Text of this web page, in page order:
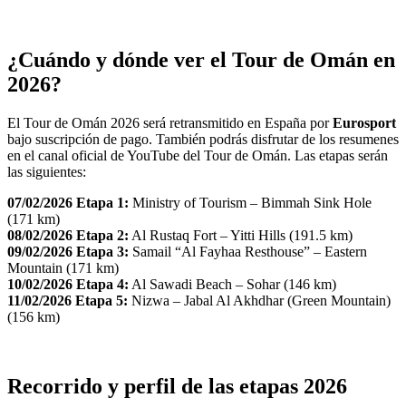
¿Cuándo y dónde ver el Tour de Omán en
2026?
El Tour de Omán 2026 será retransmitido en España porEurosport
bajo suscripción de pago. También podrás disfrutar de los resumenes
en el canal oficial de YouTube del Tour de Omán. Las etapas serán
las siguientes:
07/02/2026 Etapa 1: Ministry of Tourism – Bimmah Sink Hole
(171 km)
08/02/2026 Etapa 2: Al Rustaq Fort – Yitti Hills (191.5 km)
09/02/2026 Etapa 3: Samail “Al Fayhaa Resthouse” – Eastern
Mountain (171 km)
10/02/2026 Etapa 4: Al Sawadi Beach – Sohar (146 km)
11/02/2026 Etapa 5: Nizwa – Jabal Al Akhdhar (Green Mountain)
(156 km)
Recorrido y perfil de las etapas 2026